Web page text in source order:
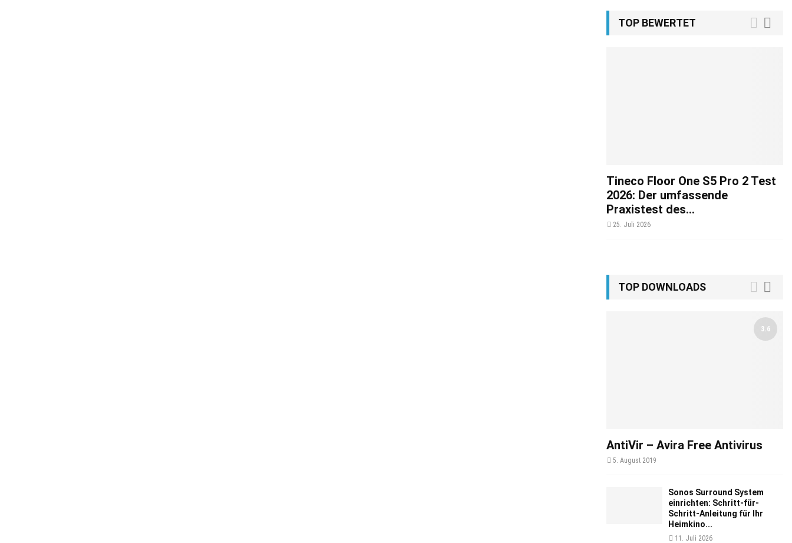
TOP BEWERTET
Tineco Floor One S5 Pro 2 Test
2026: Der umfassende
Praxistest des...
25. Juli 2026
TOP DOWNLOADS
AntiVir – Avira Free Antivirus
5. August 2019
3.6
Sonos Surround System
einrichten: Schritt-für-
Schritt-Anleitung für Ihr
Heimkino...
11. Juli 2026